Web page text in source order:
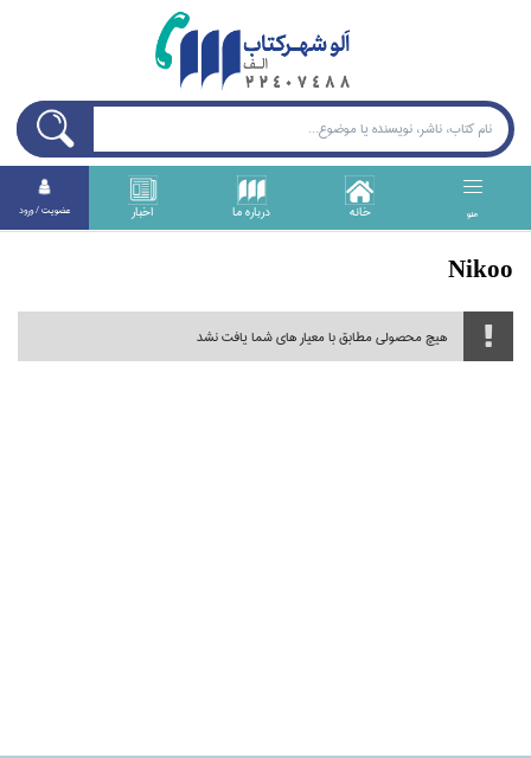
منو خانه درباره ما اخبار عضويت / ورود
Nikoo
هیچ محصولی مطابق با معیار های شما یافت نشد